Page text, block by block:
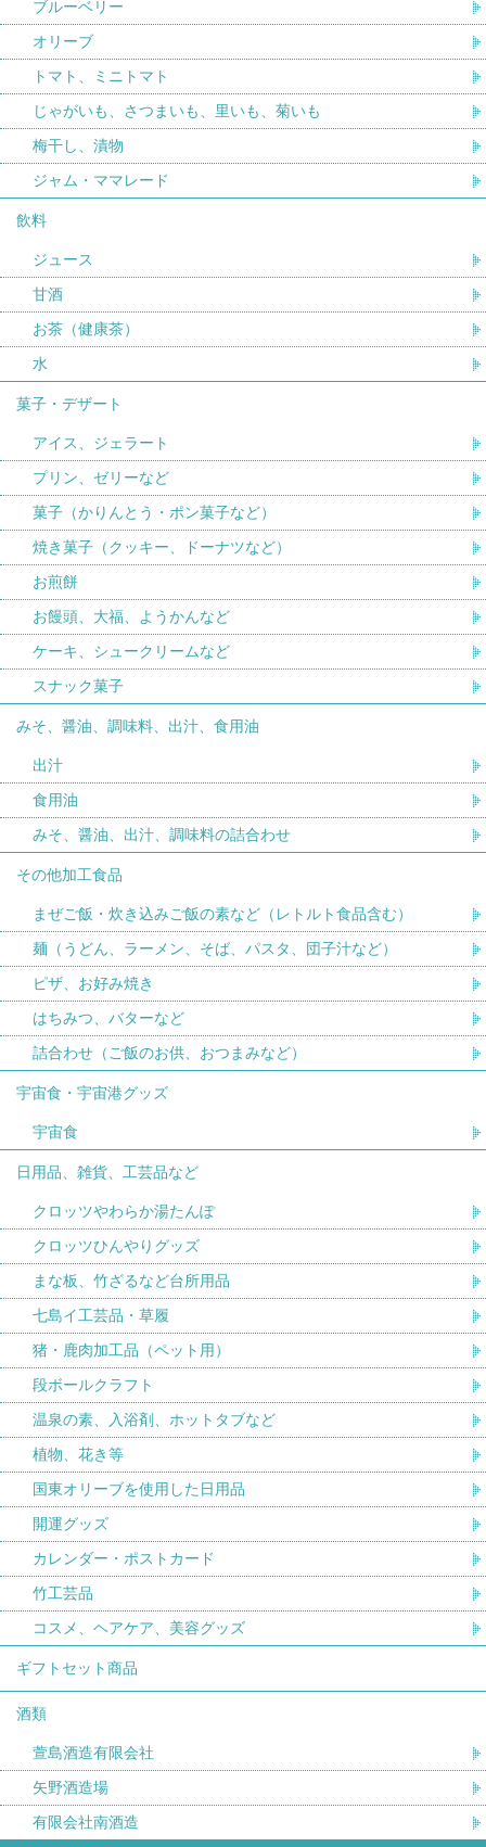
ブルーベリー
オリーブ
トマト、ミニトマト
じゃがいも、さつまいも、里いも、菊いも
梅干し、漬物
ジャム・ママレード
飲料
ジュース
甘酒
お茶（健康茶）
水
菓子・デザート
アイス、ジェラート
プリン、ゼリーなど
菓子（かりんとう・ポン菓子など）
焼き菓子（クッキー、ドーナツなど）
お煎餅
お饅頭、大福、ようかんなど
ケーキ、シュークリームなど
スナック菓子
みそ、醤油、調味料、出汁、食用油
出汁
食用油
みそ、醤油、出汁、調味料の詰合わせ
その他加工食品
まぜご飯・炊き込みご飯の素など（レトルト食品含む）
麺（うどん、ラーメン、そば、パスタ、団子汁など）
ピザ、お好み焼き
はちみつ、バターなど
詰合わせ（ご飯のお供、おつまみなど）
宇宙食・宇宙港グッズ
宇宙食
日用品、雑貨、工芸品など
クロッツやわらか湯たんぽ
クロッツひんやりグッズ
まな板、竹ざるなど台所用品
七島イ工芸品・草履
猪・鹿肉加工品（ペット用）
段ボールクラフト
温泉の素、入浴剤、ホットタブなど
植物、花き等
国東オリーブを使用した日用品
開運グッズ
カレンダー・ポストカード
竹工芸品
コスメ、ヘアケア、美容グッズ
ギフトセット商品
酒類
萱島酒造有限会社
矢野酒造場
有限会社南酒造